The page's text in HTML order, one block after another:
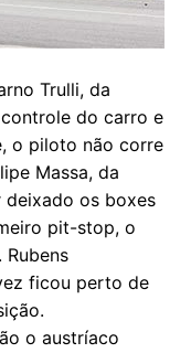
Trulli, da
do carro e
o piloto não corre
Massa, da
os boxes
pit-stop, o
ficou perto de
o austríaco